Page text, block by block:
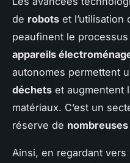
de robots et l’utilisation
peaufinent le processus
appareils
autonomes permettent
déchets et augmentent
matériaux. C’est un
réserve de
Ainsi, en regardant vers